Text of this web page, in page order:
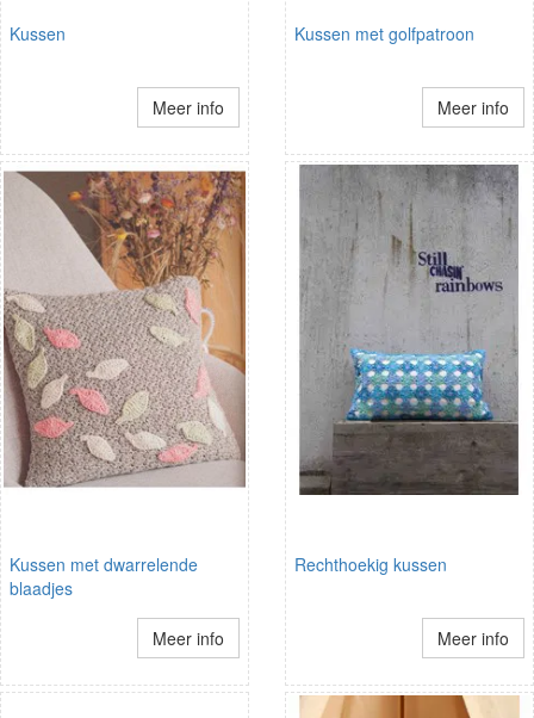
Kussen
Meer info
Kussen met golfpatroon
Meer info
Kussen met dwarrelende
blaadjes
Meer info
Rechthoekig kussen
Meer info